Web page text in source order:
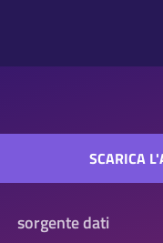
SCARICA
sorgente dati